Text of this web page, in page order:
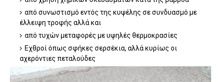
από συνωστισμό εντός της κυψέλης σε συνδυασμό με
έλλειψη τροφής αλλά και
από τυχών μεταφορές με υψηλές θερμοκρασίες
Εχθροί όπως σφήκες σερσέκια, αλλά κυρίως οι
αχερόντιες πεταλούδες